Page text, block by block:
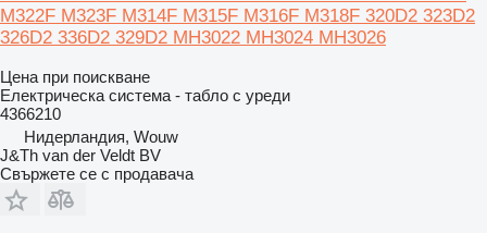
M322F M323F M314F M315F M316F M318F 320D2 323D2
326D2 336D2 329D2 MH3022 MH3024 MH3026
Цена при поискване
Електрическа система - табло с уреди
4366210
Нидерландия, Wouw
J&Th van der Veldt BV
Свържете се с продавача